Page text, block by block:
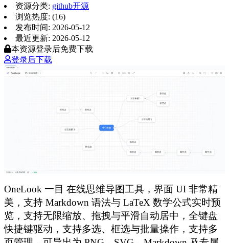
资源分类: github开源
浏览热度: (16)
发布时间: 2026-05-12
最近更新: 2026-05-12
本资源登录后免费下载
登录后下载
OneLook 一目 在线思维导图工具，界面 UI 非常精
美，支持 Markdown 语法与 LaTeX 数学公式实时预
览，支持无限缩放、拖拽与平滑自动居中，全键盘
快捷键驱动，支持多选、框选与批量操作，支持多